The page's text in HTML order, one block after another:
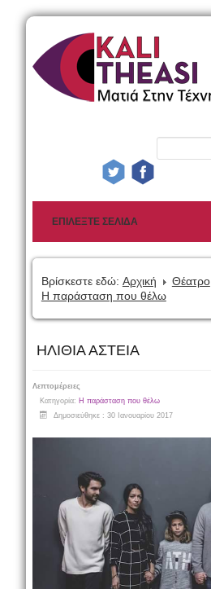
Βρίσκεστε εδώ: Αρχική
Θέατρο
Η παράσταση που θέλω
ΗΛΙΘΙΑ ΑΣΤΕΙΑ
Λεπτομέρειες
Κατηγορία: Η παράσταση που θέλω
Δημοσιεύθηκε : 30 Ιανουαρίου 2017